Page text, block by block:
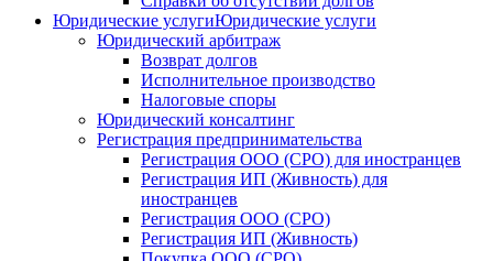
Юридические услугиЮридические услуги
Юридический арбитраж
Возврат долгов
Исполнительное производство
Налоговые споры
Юридический консалтинг
Регистрация предпринимательства
Регистрация ООО (СРО) для иностранцев
Регистрация ИП (Живность) для
иностранцев
Регистрация ООО (СРО)
Регистрация ИП (Живность)